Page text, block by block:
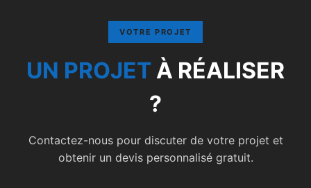
VOTRE PROJET
UN PROJET À RÉALISER
?
Contactez-nous pour discuter de votre projet et
obtenir un devis personnalisé gratuit.